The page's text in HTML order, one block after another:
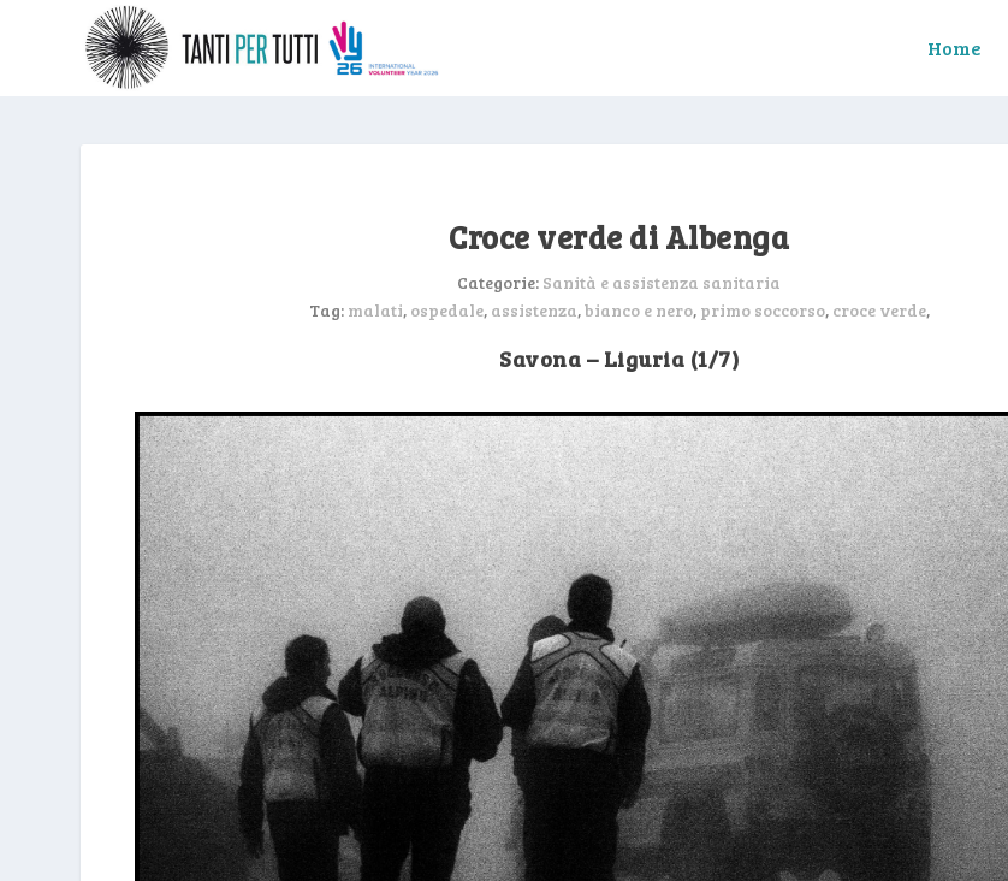
Home
Croce verde di Albenga
Categorie: Sanità e assistenza sanitaria
Tag: malati, ospedale, assistenza,bianco e nero, primo soccorso, croce verde,
Savona – Liguria (1/7)